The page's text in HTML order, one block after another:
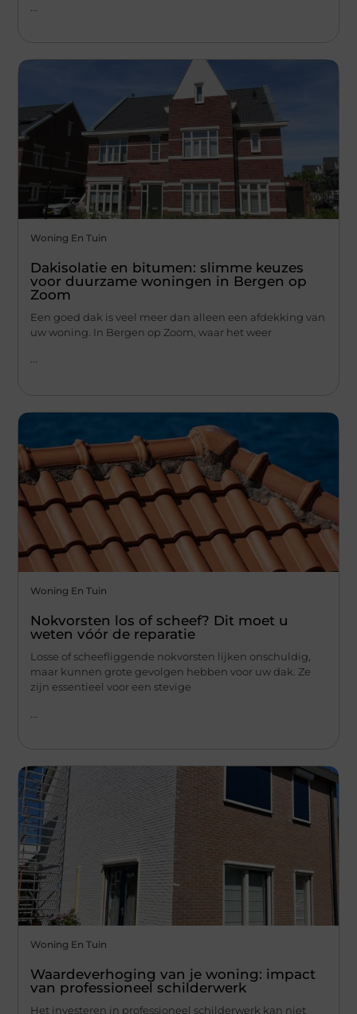
Woning En Tuin
Dakisolatie en bitumen: slimme keuzes
voor duurzame woningen in Bergen op
Zoom
Een goed dak is veel meer dan alleen een afdekking van
uw woning. In Bergen op Zoom, waar het weer
...
Woning En Tuin
Nokvorsten los of scheef? Dit moet u
weten vóór de reparatie
Losse of scheefliggende nokvorsten lijken onschuldig,
maar kunnen grote gevolgen hebben voor uw dak. Ze
zijn essentieel voor een stevige
Woning En Tuin
Waardeverhoging van je woning: impact
van professioneel schilderwerk
Het investeren in professioneel schilderwerk kan niet